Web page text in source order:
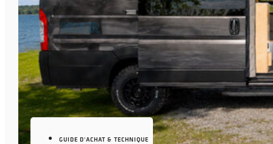
GUIDE D'ACHAT & TECHNIQUE